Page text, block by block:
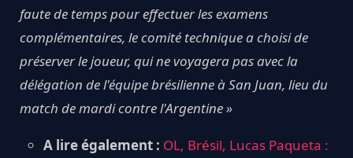
faute de temps pour effectuer les examens
complémentaires, le comité technique a choisi de
préserver le joueur, qui ne voyagera pas avec la
délégation de l'équipe brésilienne à San Juan, lieu du
match de mardi contre l'Argentine »
A lire également : OL, Brésil, Lucas Paqueta :